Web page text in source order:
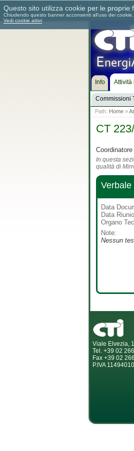
Chi siamo
Info Attività
Commissioni
Path: Home»
CT
Coordinatore
In questa
qualità di
Data
Data
Organo
Note:
Nessun
Viale Elvezia,
Tel. +39 02
Fax +39 02
P.IVA
Questo sito utilizza cookie per le proprie
Chiudendo questo banner acconsenti all'uso dei cookie.
Vedi cookie attivi